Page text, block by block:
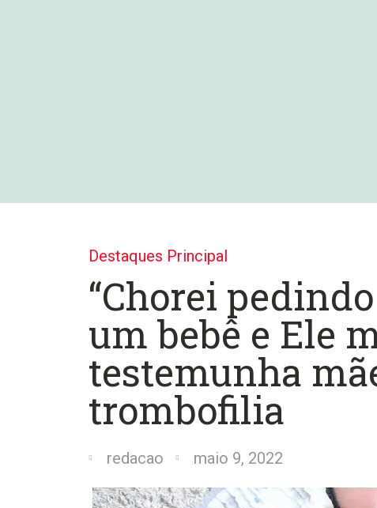
Destaques Principal
“Chorei
um bebê e Ele
testemunha
trombofilia
redacao maio 9, 2022